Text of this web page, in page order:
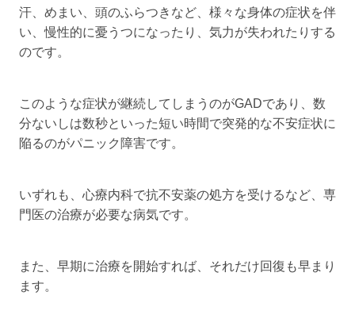
汗、めまい、頭のふらつきなど、様々な身体の症状を伴
い、慢性的に憂うつになったり、気力が失われたりする
のです。
このような症状が継続してしまうのがGADであり、数
分ないしは数秒といった短い時間で突発的な不安症状に
陥るのがパニック障害です。
いずれも、心療内科で抗不安薬の処方を受けるなど、専
門医の治療が必要な病気です。
また、早期に治療を開始すれば、それだけ回復も早まり
ます。